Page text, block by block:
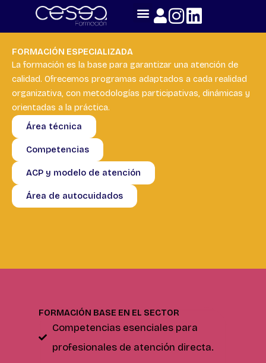
content
FORMACIÓN ESPECIALIZADA
La formación es la base para garantizar una atención de
calidad. Ofrecemos programas adaptados a cada realidad
organizativa, con metodologías participativas, dinámicas y
orientadas a la práctica.
Área técnica
Competencias
ACP y modelo de atención
Área de autocuidados
FORMACIÓN BASE EN EL SECTOR
Competencias esenciales para
profesionales de atención directa.